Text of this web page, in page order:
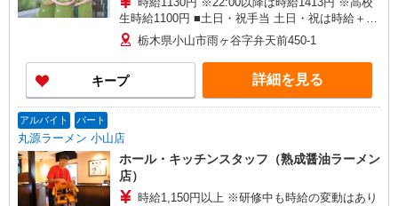
生時給1100円 ■土日・祝手当 土日・祝は時給＋
100円 ■特別手当 早朝手当（6:00〜8:00）時給＋
100円
栃木県小山市雨ヶ谷字弁天前450-1
キープ 詳細を見る
アルバイト パート
丸源ラーメン 小山店
ホール・キッチンスタッフ（熟成醤油ラーメン
店）
時給1,150円以上 ※研修中も時給の変動はあり